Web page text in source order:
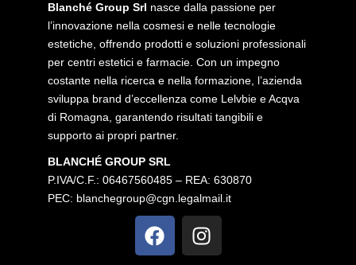
Blanché Group Srl nasce dalla passione per
l’innovazione nella cosmesi e nelle tecnologie
estetiche, offrendo prodotti e soluzioni professionali
per centri estetici e farmacie. Con un impegno
costante nella ricerca e nella formazione, l’azienda
sviluppa brand d’eccellenza come Lelvbie e Acqva
di Romagna, garantendo risultati tangibili e
supporto ai propri partner.
BLANCHÉ GROUP SRL
P.IVA/C.F.: 06467560485 – REA: 630870
PEC: blanchegroup@cgn.legalmail.it